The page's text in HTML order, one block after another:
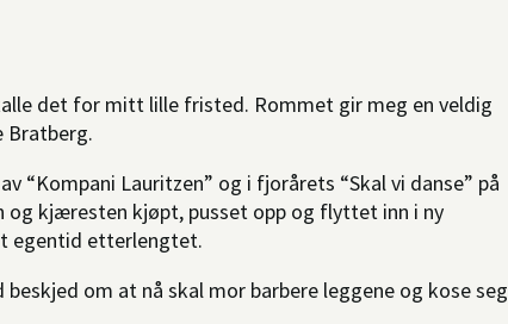
det for mitt lille fristed. Rommet gir meg en veldig
Bratberg.
“Kompani Lauritzen” og i fjorårets “Skal vi danse” på
og kjæresten kjøpt, pusset opp og flyttet inn i ny
egentid etterlengtet.
om at nå skal mor barbere leggene og kose seg